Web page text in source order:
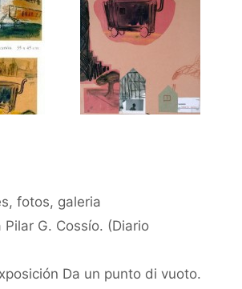
,fotos, galeria
Pilar G. Cossío. (Diario
Da un punto di vuoto.